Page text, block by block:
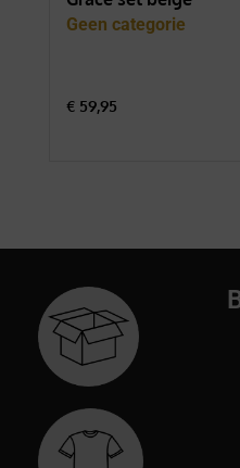
Geen categorie
€ 59,95